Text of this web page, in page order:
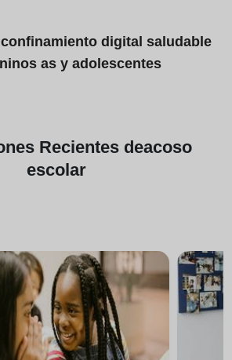
digital saludable
as y adolescentes
Recientes deacoso
escolar